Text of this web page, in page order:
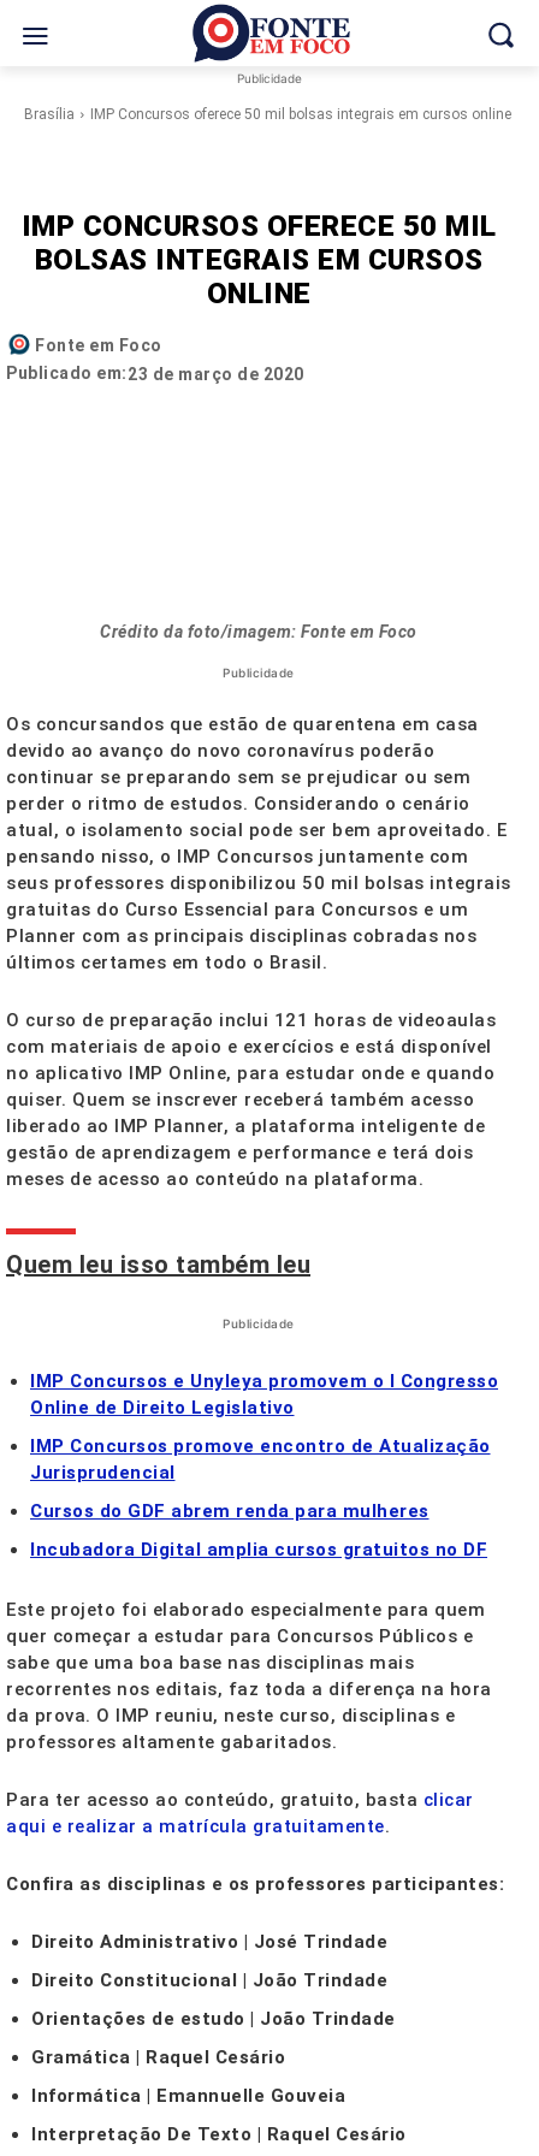
Publicidade
Brasília IMP Concursos oferece 50 mil bolsas integrais em cursos online
IMP CONCURSOS OFERECE 50 MIL
BOLSAS INTEGRAIS EM CURSOS
ONLINE
Fonte em Foco
Publicado em:23 de março de 2020
Crédito da foto/imagem: Fonte em Foco
Publicidade
Os concursandos que estão de quarentena em casa
devido ao avanço do novo coronavírus poderão
continuar se preparando sem se prejudicar ou sem
perder o ritmo de estudos. Considerando o cenário
atual, o isolamento social pode ser bem aproveitado. E
pensando nisso, o IMP Concursos juntamente com
seus professores disponibilizou 50 mil bolsas integrais
gratuitas do Curso Essencial para Concursos e um
Planner com as principais disciplinas cobradas nos
últimos certames em todo o Brasil.
O curso de preparação inclui 121 horas de videoaulas
com materiais de apoio e exercícios e está disponível
no aplicativo IMP Online, para estudar onde e quando
quiser. Quem se inscrever receberá também acesso
liberado ao IMP Planner, a plataforma inteligente de
gestão de aprendizagem e performance e terá dois
meses de acesso ao conteúdo na plataforma.
Quem leu isso também leu
Publicidade
IMP Concursos e Unyleya promovem o I Congresso
Online de Direito Legislativo
IMP Concursos promove encontro de Atualização
Jurisprudencial
Cursos do GDF abrem renda para mulheres
Incubadora Digital amplia cursos gratuitos no DF
Este projeto foi elaborado especialmente para quem
quer começar a estudar para Concursos Públicos e
sabe que uma boa base nas disciplinas mais
recorrentes nos editais, faz toda a diferença na hora
da prova. O IMP reuniu, neste curso, disciplinas e
professores altamente gabaritados.
Para ter acesso ao conteúdo, gratuito, basta clicar
aqui e realizar a matrícula gratuitamente.
Confira as disciplinas e os professores participantes:
Direito Administrativo | José Trindade
Direito Constitucional | João Trindade
Orientações de estudo | João Trindade
Gramática | Raquel Cesário
Informática | Emannuelle Gouveia
Interpretação De Texto | Raquel Cesário